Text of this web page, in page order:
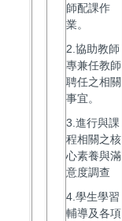
師配課作
業。
2.協助教師
專兼任教師
聘任之相關
事宜。
3.進行與課
程相關之核
心素養與滿
意度調查
4.學生學習
輔導及各項